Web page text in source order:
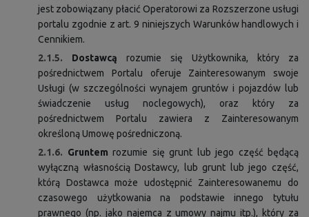
jest zobowiązany płacić Operatorowi za Rozszerzone usługi
portalu zgodnie z art. 9 niniejszych Warunków handlowych i
Cennikiem.
2.1.5.
Dostawcą rozumie się Użytkownika, który za
pośrednictwem Portalu oferuje Zainteresowanym swoje
Usługi (w szczególności wynajem gruntów i pojazdów lub
świadczenie usług noclegowych), oraz który za
pośrednictwem Portalu zawiera z Zainteresowanym
określoną Umowę pośredniczoną.
2.1.6. Gruntem rozumie się grunt lub jego część będącą
wyłączną własnością Dostawcy, lub grunt lub jego część,
którą Dostawca może udostępnić Zainteresowanemu do
czasowego użytkowania na podstawie innego tytułu
prawnego (np. jako najemca z umowy najmu itp.), który za